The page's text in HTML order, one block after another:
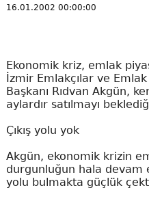
16.01.2002 00:00:00
Ekonomik kriz, emlak
İzmir Emlakçılar ve
Başkanı Rıdvan Akgün,
aylardır satılmayı
Çıkış yolu yok
Akgün, ekonomik krizin
durgunluğun hala devam
yolu bulmakta güçlük